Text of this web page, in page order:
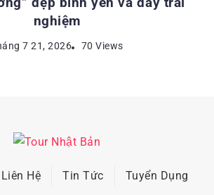
nghiệm
7 21, 2026 70 Views
Liên Hệ Tin Tức Tuyển Dụng